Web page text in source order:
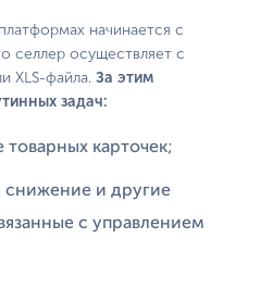
начинается с
селлер осуществляет с
XLS-файла. За этим
задач:
карточек;
снижение и другие
с управлением